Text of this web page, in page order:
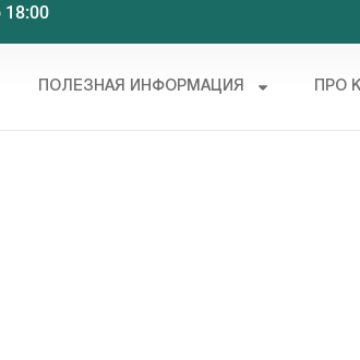
18:00
ПОЛЕЗНАЯ ИНФОРМАЦИЯ ПРО